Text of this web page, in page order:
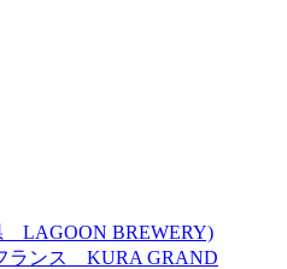
LAGOON BREWERY)
ランス KURA GRAND